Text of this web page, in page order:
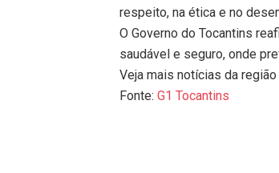
respeito, na ética e no
O Governo do Tocantins
saudável e seguro, onde
Veja mais notícias da
Fonte:G1 Tocantins